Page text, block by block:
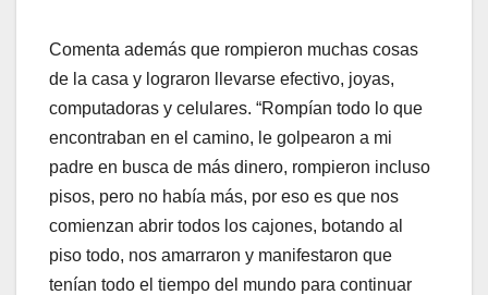
Comenta además que rompieron muchas cosas
de la casa y lograron llevarse efectivo, joyas,
computadoras y celulares. “Rompían todo lo que
encontraban en el camino, le golpearon a mi
padre en busca de más dinero, rompieron incluso
pisos, pero no había más, por eso es que nos
comienzan abrir todos los cajones, botando al
piso todo, nos amarraron y manifestaron que
tenían todo el tiempo del mundo para continuar